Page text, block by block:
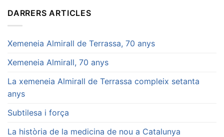
DARRERS ARTICLES
Xemeneia Almirall de Terrassa, 70 anys
Xemeneia Almirall, 70 anys
La xemeneia Almirall de Terrassa compleix setanta
anys
Subtilesa i força
La història de la medicina de nou a Catalunya